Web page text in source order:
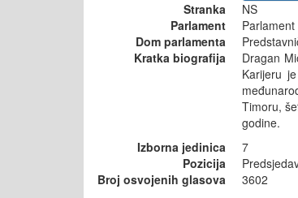
Stranka
NS
Parlament
Dom parlamenta
Kratka biografija
Dragan
Karijeru
Timoru,
godine.
Izborna jedinica
7
Pozicija
Broj osvojenih glasova
3602